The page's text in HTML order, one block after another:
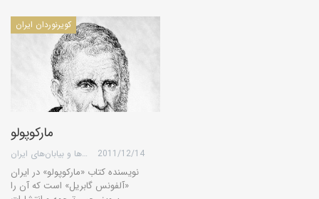
کویرنوردان ایران
مارکوپولو
گروه کویرها و بیابان‌های ایران 2011/12/14
نویسنده كتاب «ماركوپولو» در ایران
«آلفونس گابریل» است كه آن را